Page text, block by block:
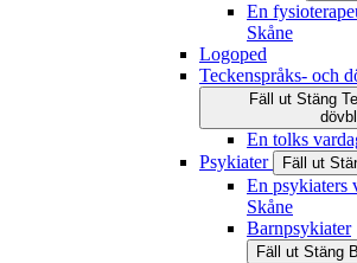
En
Skåne
Logoped
Teckenspråks- och
Fäll ut Stäng
En tolks
Psykiater
Fäll ut
En psykiaters
Skåne
Barnpsykiater
Fäll ut Stäng